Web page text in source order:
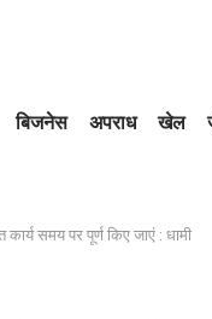
बिजनेस अपराध खेल
समय पर पूर्ण किए जाएं : धामी